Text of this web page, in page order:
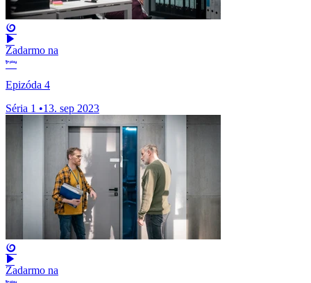
Zadarmo na
Epizóda 4
Séria 1 •13. sep 2023
Zadarmo na